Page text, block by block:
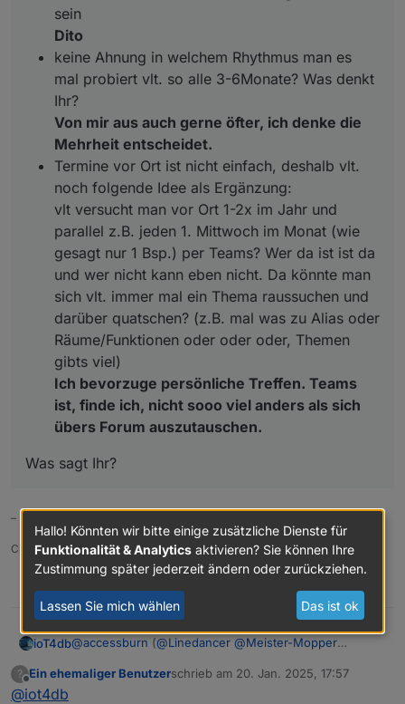
sein
Dito
keine Ahnung in welchem Rhythmus man es
mal probiert vlt. so alle 3-6Monate? Was denkt
Ihr?
Von mir aus auch gerne öfter, ich denke die
Mehrheit entscheidet.
Termine vor Ort ist nicht einfach, deshalb vlt.
noch folgende Idee als Ergänzung:
vlt versucht man vor Ort 1-2x im Jahr und
parallel z.B. jeden 1. Mittwoch im Monat (wie
gesagt nur 1 Bsp.) per Teams? Wer da ist ist da
und wer nicht kann eben nicht. Da könnte man
sich vlt. immer mal ein Thema raussuchen und
darüber quatschen? (z.B. mal was zu Alias oder
Räume/Funktionen oder oder oder, Themen
gibts viel)
Ich bevorzuge persönliche Treffen. Teams
ist, finde ich, nicht sooo viel anders als sich
übers Forum auszutauschen.
Was sagt Ihr?
–
Ciao, Gerhard
ioT4db@accessburn (@Linedancer @Meister-Mopper
hier mal meine Gedanken
Bad Homburg ist ok für mich (wäre aber auch
?
Offline
Ein ehemaliger Benutzerschrieb am 20. Jan. 2025, 17:57
zuletzt editiert von
@iot4db
Hallo! Könnten wir bitte einige zusätzliche Dienste für
Funktionalität & Analytics aktivieren? Sie können Ihre
Zustimmung später jederzeit ändern oder zurückziehen.
Lassen Sie mich wählen Das ist ok